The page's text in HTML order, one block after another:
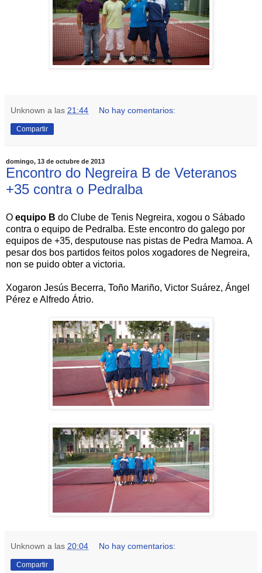
Unknown a las 21:44 No hay comentarios:
Compartir
domingo, 13 de octubre de 2013
Encontro do Negreira B de Veteranos
+35 contra o Pedralba
O equipo B do Clube de Tenis Negreira, xogou o Sábado
contra o equipo de Pedralba. Este encontro do galego por
equipos de +35, desputouse nas pistas de Pedra Mamoa. A
pesar dos bos partidos feitos polos xogadores de Negreira,
non se puido obter a victoria.
Xogaron Jesús Becerra, Toño Mariño, Victor Suárez, Ángel
Pérez e Alfredo Átrio.
Unknown a las 20:04 No hay comentarios:
Compartir